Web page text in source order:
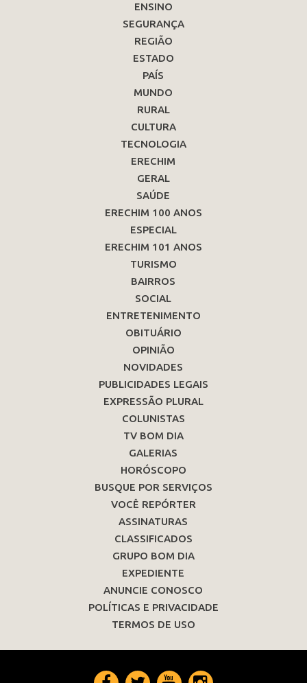
ENSINO
SEGURANÇA
REGIÃO
ESTADO
PAÍS
MUNDO
RURAL
CULTURA
TECNOLOGIA
ERECHIM
GERAL
SAÚDE
ERECHIM 100 ANOS
ESPECIAL
ERECHIM 101 ANOS
TURISMO
BAIRROS
SOCIAL
ENTRETENIMENTO
OBITUÁRIO
OPINIÃO
NOVIDADES
PUBLICIDADES LEGAIS
EXPRESSÃO PLURAL
COLUNISTAS
TV BOM DIA
GALERIAS
HORÓSCOPO
BUSQUE POR SERVIÇOS
VOCÊ REPÓRTER
ASSINATURAS
CLASSIFICADOS
GRUPO BOM DIA
EXPEDIENTE
ANUNCIE CONOSCO
POLÍTICAS E PRIVACIDADE
TERMOS DE USO